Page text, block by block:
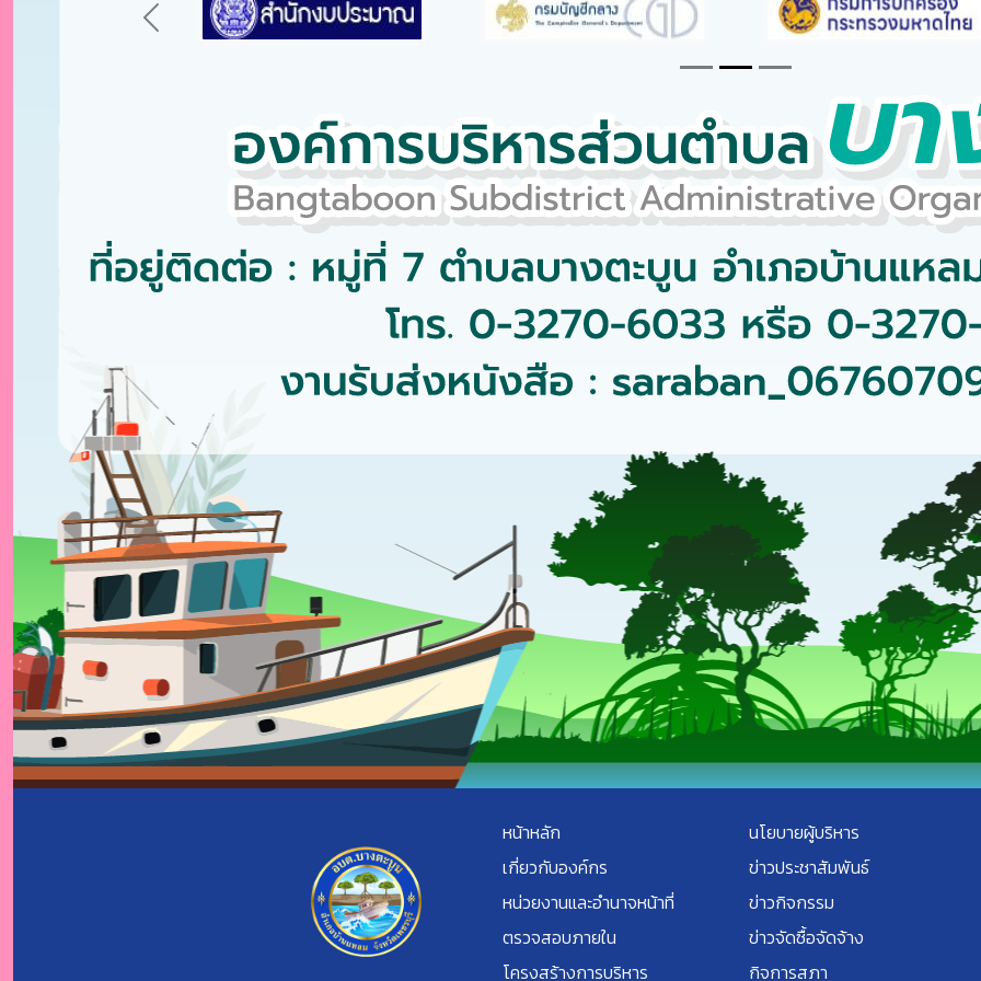
Previous
หน้าหลัก
เกี่ยวกับองค์กร
หน่วยงานและอำนาจหน้าที่
ตรวจสอบภายใน
โครงสร้างการบริหาร
นโยบายผู้บริหาร
ข่าวประชาสัมพันธ์
ข่าวกิจกรรม
ข่าวจัดซื้อจัดจ้าง
กิจการสภา